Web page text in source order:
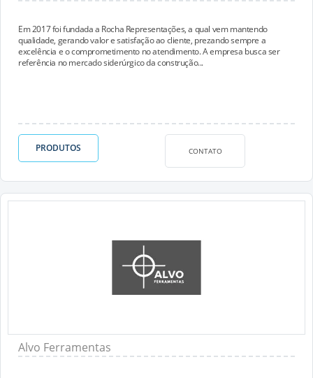
Em 2017 foi fundada a Rocha Representações, a qual vem mantendo
qualidade, gerando valor e satisfação ao cliente, prezando sempre a
excelência e o comprometimento no atendimento. A empresa busca ser
referência no mercado siderúrgico da construção...
PRODUTOS CONTATO
Alvo Ferramentas